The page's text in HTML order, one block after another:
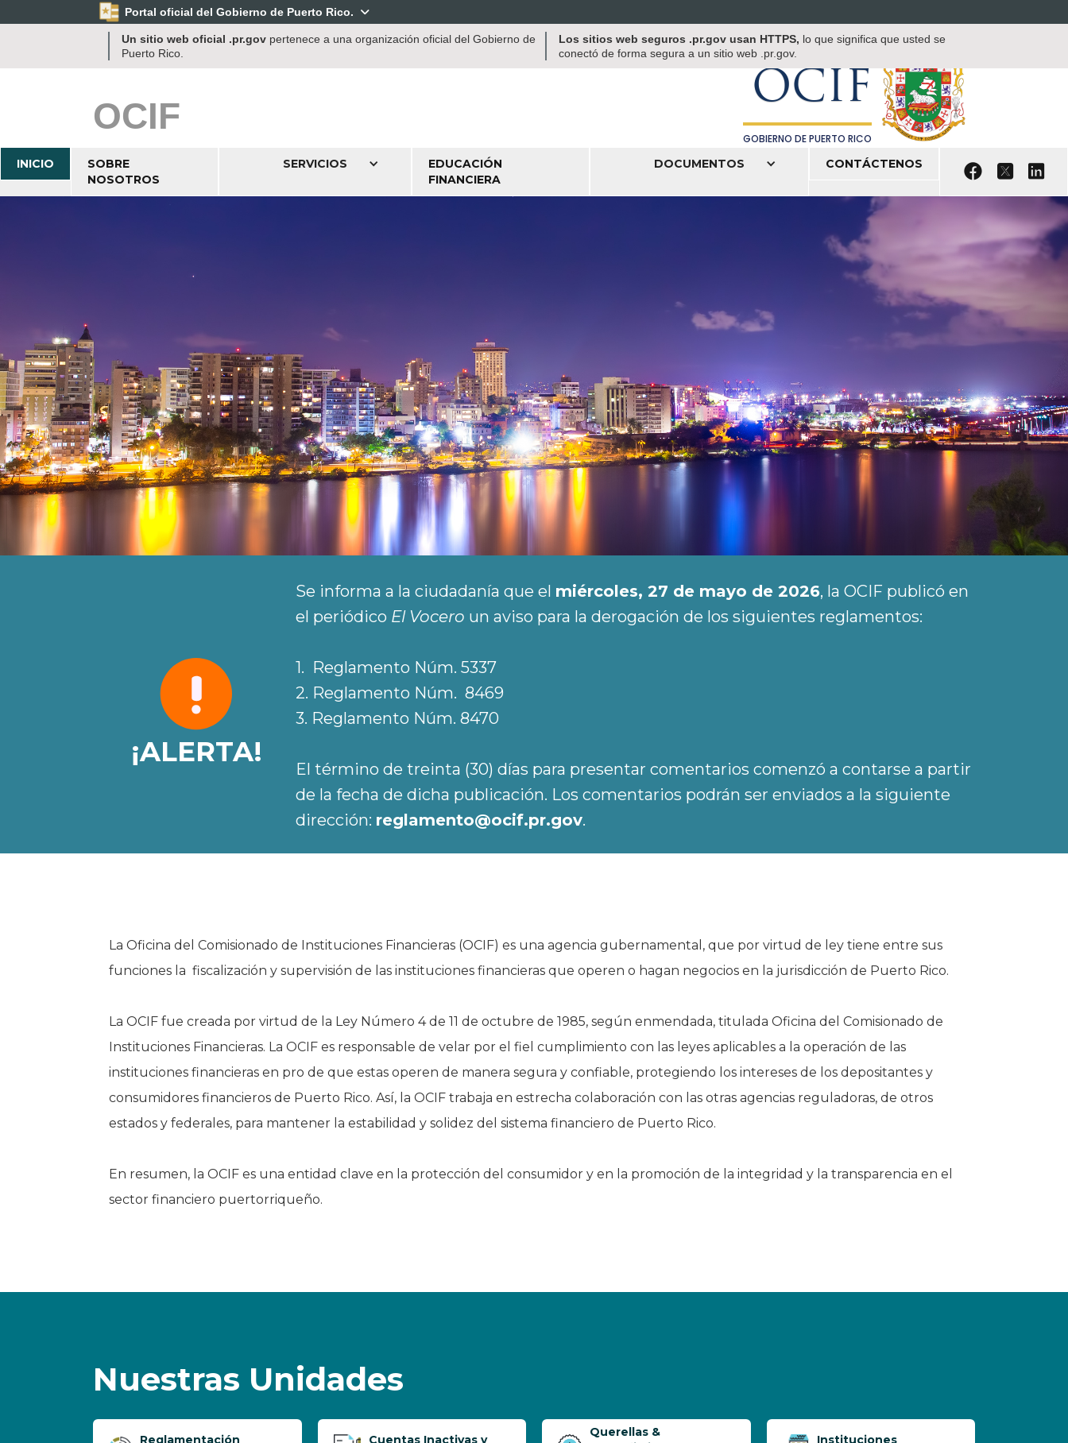
Portal oficial del Gobierno de Puerto Rico. 
Un sitio web oficial .pr.gov pertenece a una organización oficial del Gobierno de
Puerto Rico.
Los sitios web seguros .pr.gov usan HTTPS, lo que significa que usted se
conectó de forma segura a un sitio web .pr.gov.
OCIF
OFICINA DEL COMISIONADO DE
INSTITUCIONES FINANCIERAS
OCIF
GOBIERNO DE PUERTO RICO
INICIO
SOBRE
NOSOTROS
SERVICIOS
EDUCACIÓN
FINANCIERA
DOCUMENTOS CONTÁCTENOS   
¡ALERTA!
Se informa a la ciudadanía que el miércoles, 27 de mayo de 2026, la OCIF publicó en
el periódico El Vocero un aviso para la derogación de los siguientes reglamentos:
1. Reglamento Núm. 5337
2. Reglamento Núm. 8469
3. Reglamento Núm. 8470
El término de treinta (30) días para presentar comentarios comenzó a contarse a partir
de la fecha de dicha publicación. Los comentarios podrán ser enviados a la siguiente
dirección: reglamento@ocif.pr.gov.
La Oficina del Comisionado de Instituciones Financieras (OCIF) es una agencia gubernamental, que por virtud de ley tiene entre sus
funciones la fiscalización y supervisión de las instituciones financieras que operen o hagan negocios en la jurisdicción de Puerto Rico.
La OCIF fue creada por virtud de la Ley Número 4 de 11 de octubre de 1985, según enmendada, titulada Oficina del Comisionado de
Instituciones Financieras. La OCIF es responsable de velar por el fiel cumplimiento con las leyes aplicables a la operación de las
instituciones financieras en pro de que estas operen de manera segura y confiable, protegiendo los intereses de los depositantes y
consumidores financieros de Puerto Rico. Así, la OCIF trabaja en estrecha colaboración con las otras agencias reguladoras, de otros
estados y federales, para mantener la estabilidad y solidez del sistema financiero de Puerto Rico.
En resumen, la OCIF es una entidad clave en la protección del consumidor y en la promoción de la integridad y la transparencia en el
sector financiero puertorriqueño.
Nuestras Unidades
Reglamentación
Cuentas Inactivas y
Querellas &
Instituciones